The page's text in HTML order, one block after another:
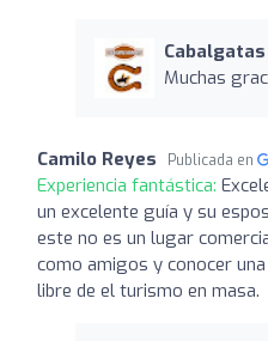
Muchas
Camilo Reyes Publicada en
Experiencia fantástica:
un excelente guía y su
este no es un lugar
como amigos y conocer
libre de el turismo en masa.